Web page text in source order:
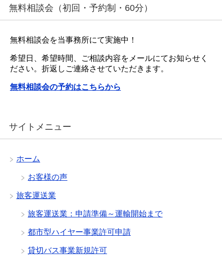
無料相談会（初回・予約制・60分）
無料相談会を当事務所にて実施中！
希望日、希望時間、ご相談内容をメールにてお知らせく
ださい。折返しご連絡させていただきます。
無料相談会の予約はこちらから
サイトメニュー
ホーム
お客様の声
旅客運送業
旅客運送業：申請準備～運輸開始まで
都市型ハイヤー事業許可申請
貸切バス事業新規許可